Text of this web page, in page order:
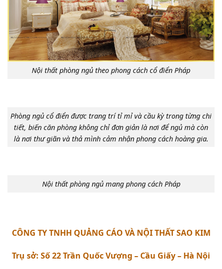
Nội thất phòng ngủ theo phong cách cổ điển Pháp
Phòng ngủ cổ điển được trang trí tỉ mỉ và cầu kỳ trong từng chi
tiết, biến căn phòng không chỉ đơn giản là nơi để ngủ mà còn
là nơi thư giãn và thả mình cảm nhận phong cách hoàng gia.
Nội thất phòng ngủ mang phong cách Pháp
CÔNG TY TNHH QUẢNG CÁO VÀ NỘI THẤT SAO KIM
Trụ sở: Số 22 Trần Quốc Vượng – Cầu Giấy – Hà Nội